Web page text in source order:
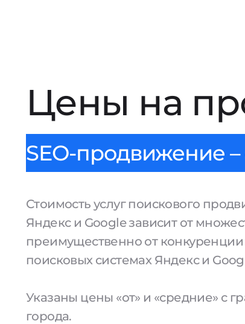
Цены на
SEO-продвижение –
Стоимость услуг поискового
Яндекс и Google зависит от
преимущественно от конкуренции
поисковых системах Яндекс и
Указаны цены «от» и «средние» с
города.